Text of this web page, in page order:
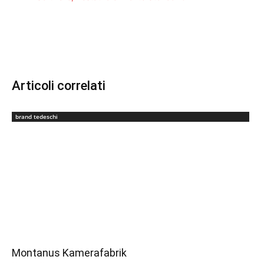
Articoli correlati
brand tedeschi
Montanus Kamerafabrik